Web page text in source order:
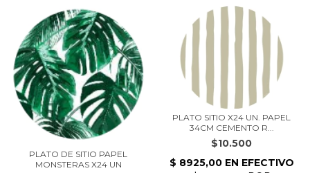
PLATO DE SITIO PAPEL
MONSTERAS X24 UN
PLATO SITIO X24 UN. PAPEL
34CM CEMENTO R...
$10.500